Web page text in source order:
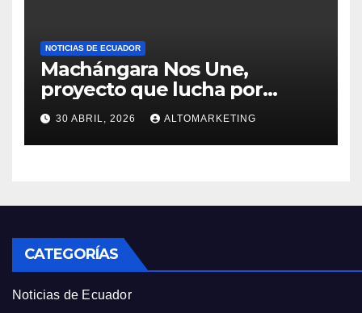
NOTICIAS DE ECUADOR
Machángara Nos Une,
proyecto que lucha por
salvar al río contaminado de
Quito
30 ABRIL, 2026 ALTOMARKETING
CATEGORÍAS
Noticias de Ecuador